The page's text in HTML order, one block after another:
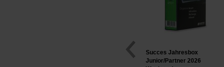
Succes Jahresbox
Junior/Partner 2026